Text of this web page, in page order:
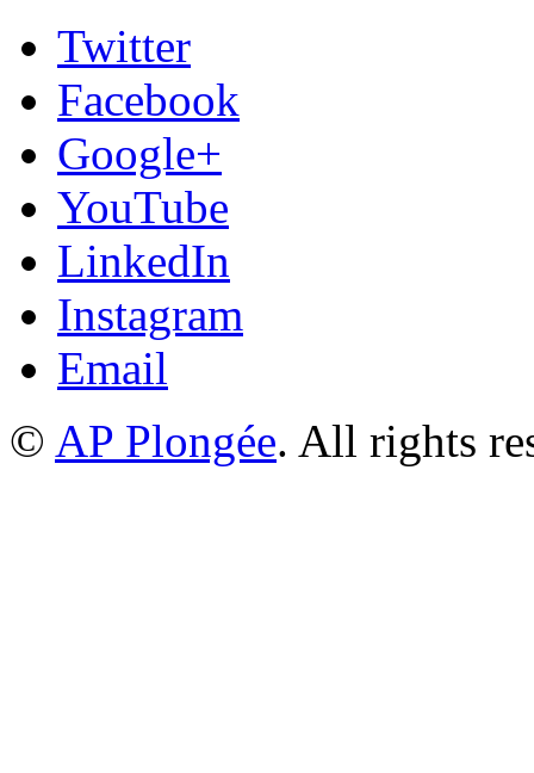
Twitter
Facebook
Google+
YouTube
LinkedIn
Instagram
Email
© AP Plongée. All rights